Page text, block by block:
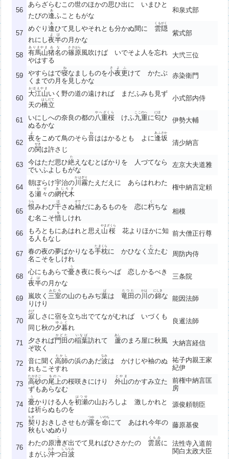
56
あらざらむこの世のほかの思ひ出に いまひと
たびの逢
あ
ふこともがな
和泉式部
57
めぐり逢
あ
ひて見しやそれとも分かぬ間に 雲隠
くもがく
れにし夜半
よは
の月かな
紫式部
58 有馬山
ありまやま
猪名
ゐな
の篠原
ささはら
風吹けば いでそよ人を忘れ
やはする
大弐三位
59 やすらはで寝
ね
なましものを小夜更
さよふ
けて かたぶ
くまでの月を見しかな
赤染衛門
60
大江山
おほえやま
いく野の道の遠ければ まだふみも見ず
天の橋立
はしだて 小式部内侍
61 いにしへの奈良の都の八重桜
やへざくら
けふ九重
ここのへ
に匂
にほ
ひ
ぬるかな
伊勢大輔
62
夜
よ
をこめて鳥のそら音
ね
ははかるとも よに逢坂
あふさか
の関
せき
は許さじ
清少納言
63 今はただ思ひ絶
た
えなむとばかりを 人づてなら
でいふよしもがな
左京大夫道雅
64
朝ぼらけ宇治の川霧
かはぎり
たえだえに あらはれわた
る瀬々
せぜ
の網代木
あじろぎ 権中納言定頼
65
恨
うら
みわび干
ほ
さぬ袖
そで
だにあるものを 恋に朽
く
ちな
む名こそ惜
を
しけれ
相模
66 もろともにあはれと思え 山桜
やまざくら
花よりほかに知
る人もなし
前大僧正行尊
67 春の夜の夢ばかりなる手枕
たまくら
に かひなく 立
た
たむ
名こそをしけれ
周防内侍
68
心にもあらで憂
う
き夜に長らへば 恋しかるべき
夜半
よは
の月かな
三条院
69 嵐吹く三室
みむろ
の山のもみぢ葉
ば
は竜田
たつた
の川
かは
の錦
にしき
な
りけり
能因法師
70
寂
さび
しさに宿を立ち出でてながむれば いづくも
同じ秋の夕暮
ゆふぐ
れ
良暹法師
71 夕されば門田
かどた
の稲葉
いなば
訪れて 蘆
あし
のまろ屋に秋風
ぞ吹く
大納言経信
72 音に聞く高師
たかし
の浜のあだ波
なみ
は かけじや袖のぬ
れもこそすれ
祐子内親王家
紀伊
73 高砂
たかさご
の尾上
をのへ
の桜咲きにけり外山
とやま
のかすみ立た
ずもあらなむ
前権中納言匡
房
74 憂
う
かりける人を初瀬
はつせ
の山おろしよ 激しかれと
は祈らぬものを
源俊頼朝臣
75 契
ちぎ
りおきしさせもが露
つゆ
を命
いのち
にて あはれ今年の
秋もいぬめり
藤原基俊
76
わたの原漕
こ
ぎ出でて見ればひさかたの 雲居
くもゐ
に
まがふ沖
おき
つ白波
しらなみ
法性寺入道前
関白太政大臣